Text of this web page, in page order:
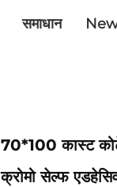
समाधान
70*100 कास्ट
क्रोमो सेल्फ